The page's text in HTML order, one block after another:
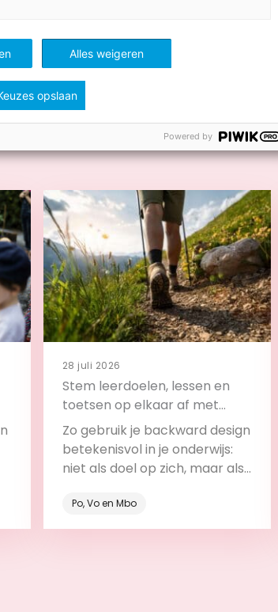
28 juli 2026
Stem leerdoelen, lessen en
toetsen op elkaar af met
backward design
Zo gebruik je backward design
betekenisvol in je onderwijs:
niet als doel op zich, maar als
Po, Vo en Mbo
Alles weigeren
opslaan
Powered by